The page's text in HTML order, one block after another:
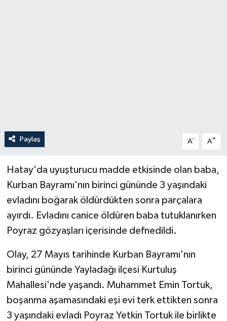
Paylaş A- A+
Hatay'da uyuşturucu madde etkisinde olan baba,
Kurban Bayramı'nın birinci gününde 3 yaşındaki
evladını boğarak öldürdükten sonra parçalara
ayırdı. Evladını canice öldüren baba tutuklanırken
Poyraz gözyaşları içerisinde defnedildi.
Olay, 27 Mayıs tarihinde Kurban Bayramı'nın
birinci gününde Yayladağı ilçesi Kurtuluş
Mahallesi'nde yaşandı. Muhammet Emin Tortuk,
boşanma aşamasındaki eşi evi terk ettikten sonra
3 yaşındaki evladı Poyraz Yetkin Tortuk ile birlikte